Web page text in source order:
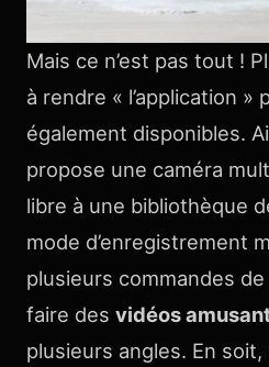
Mais ce n’est pas tout !
à rendre « l’application »
également disponibles.
propose une caméra
libre à une bibliothèque
mode d’enregistrement
plusieurs commandes
faire des vidéos
plusieurs angles. En